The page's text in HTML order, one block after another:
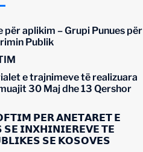
për aplikim – Grupi Punues për
Publik
e trajnimeve të realizuara
30 Maj dhe 13 Qershor
𝗣𝗘̈𝗥 𝗔𝗡𝗘̈𝗧𝗔𝗥𝗘̈𝗧 𝗘
𝗜𝗡𝗫𝗛𝗜𝗡𝗜𝗘𝗥𝗘̈𝗩𝗘 𝗧𝗘̈
𝗦𝗘̈ 𝗞𝗢𝗦𝗢𝗩𝗘̈𝗦